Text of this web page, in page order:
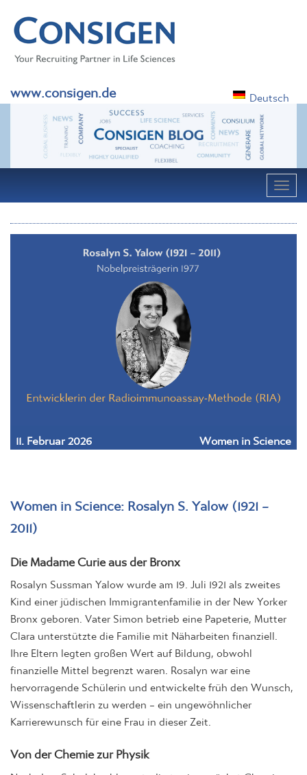
www.consigen.de Deutsch
11. Februar 2026 Women in Science
Women in Science: Rosalyn S. Yalow (1921 –
2011)
Die Madame Curie aus der Bronx
Rosalyn Sussman Yalow wurde am 19. Juli 1921 als zweites
Kind einer jüdischen Immigrantenfamilie in der New Yorker
Bronx geboren. Vater Simon betrieb eine Papeterie, Mutter
Clara unterstützte die Familie mit Näharbeiten finanziell.
Ihre Eltern legten großen Wert auf Bildung, obwohl
finanzielle Mittel begrenzt waren. Rosalyn war eine
hervorragende Schülerin und entwickelte früh den Wunsch,
Wissenschaftlerin zu werden – ein ungewöhnlicher
Karrierewunsch für eine Frau in dieser Zeit.
Von der Chemie zur Physik